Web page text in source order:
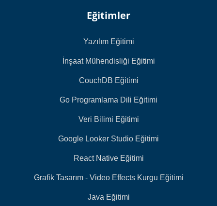
Eğitimler
Yazılım Eğitimi
İnşaat Mühendisliği Eğitimi
CouchDB Eğitimi
Go Programlama Dili Eğitimi
Veri Bilimi Eğitimi
Google Looker Studio Eğitimi
React Native Eğitimi
Grafik Tasarım - Video Effects Kurgu Eğitimi
Java Eğitimi